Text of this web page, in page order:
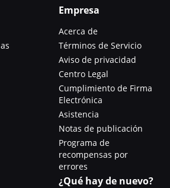
Empresa
Acerca de
Términos de Servicio
Aviso de privacidad
Centro Legal
Cumplimiento de Firma
Electrónica
Asistencia
Notas de publicación
Programa de
recompensas por
errores
¿Qué hay de nuevo?